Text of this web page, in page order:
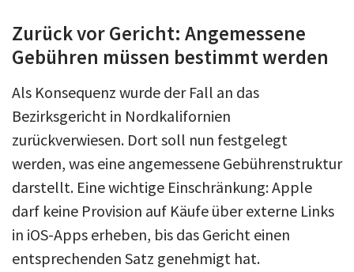
Zurück vor Gericht: Angemessene
Gebühren müssen bestimmt werden
Als Konsequenz wurde der Fall an das
Bezirksgericht in Nordkalifornien
zurückverwiesen. Dort soll nun festgelegt
werden, was eine angemessene Gebührenstruktur
darstellt. Eine wichtige Einschränkung: Apple
darf keine Provision auf Käufe über externe Links
in iOS-Apps erheben, bis das Gericht einen
entsprechenden Satz genehmigt hat.